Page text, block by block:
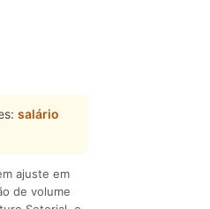
salário
ajuste em
de volume